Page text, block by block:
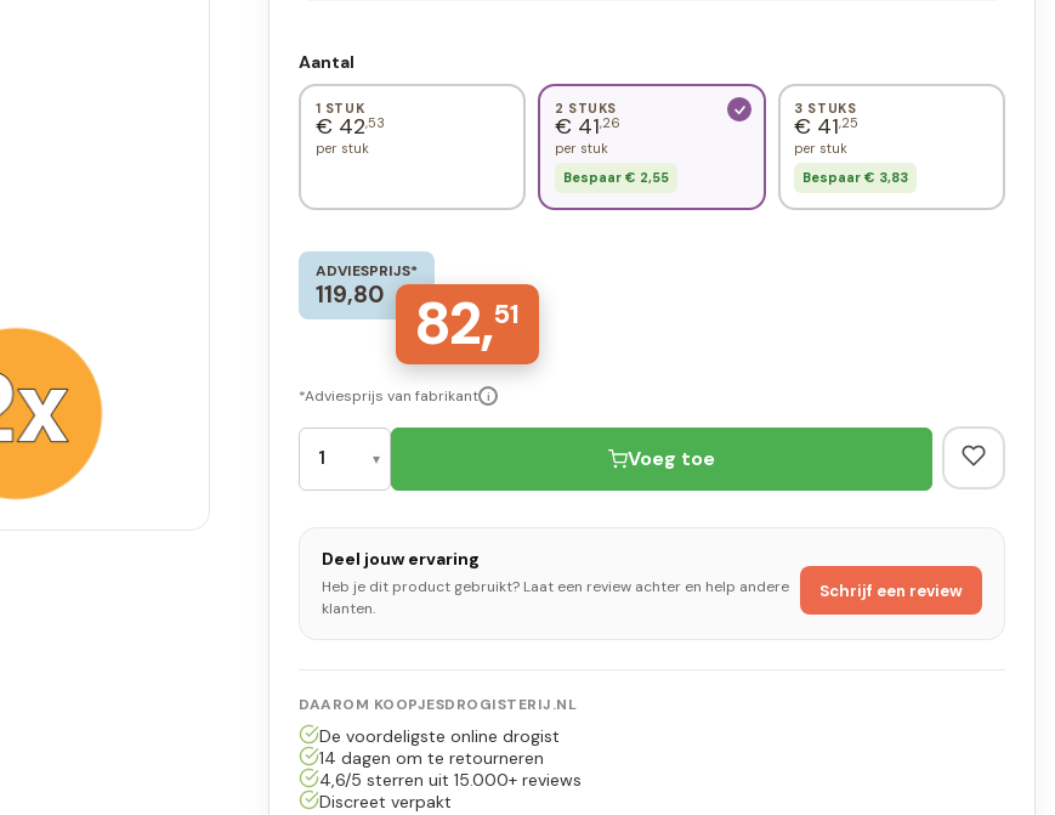
Aantal
1 STUK
€ 42,53
per stuk
2 STUKS
€ 41,26
per stuk
Bespaar € 2,55
3 STUKS
€ 41,25
per stuk
Bespaar € 3,83
ADVIESPRIJS*
119,80 82,51
*Adviesprijs van fabrikant i
Voeg toe
Deel jouw ervaring
Heb je dit product gebruikt? Laat een review achter en help andere
klanten.
Schrijf een review
DAAROM KOOPJESDROGISTERIJ.NL
De voordeligste online drogist
14 dagen om te retourneren
4,6/5 sterren uit 15.000+ reviews
Discreet verpakt